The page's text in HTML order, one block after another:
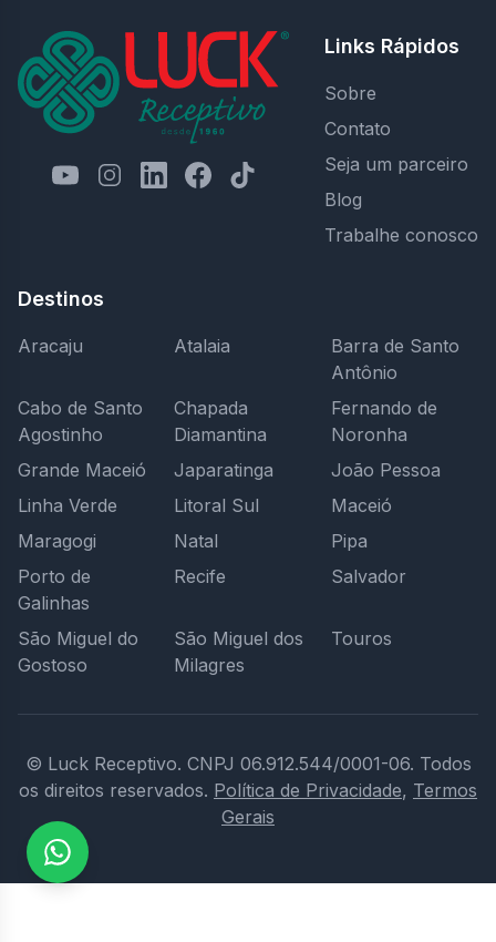
Links Rápidos
Sobre
Contato
Seja um parceiro
Blog
Trabalhe conosco
Destinos
Aracaju Atalaia
Barra de Santo
Antônio
Cabo de Santo
Agostinho
Chapada
Diamantina
Fernando de
Noronha
Grande Maceió
Japaratinga
João Pessoa
Linha Verde
Litoral Sul
Maceió
Maragogi
Natal
Pipa
Porto de
Galinhas
Recife Salvador
São Miguel do
Gostoso
São Miguel dos
Milagres
Touros
© Luck Receptivo. CNPJ 06.912.544/0001-06. Todos
os direitos reservados. Política de Privacidade, Termos
Gerais